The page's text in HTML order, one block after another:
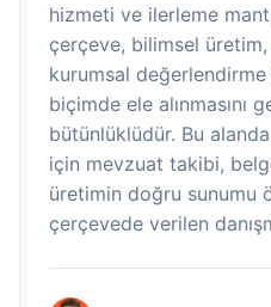
hizmeti ve ilerleme
çerçeve, bilimsel
kurumsal
biçimde ele alınmasını
bütünlüklüdür. Bu
için mevzuat takibi,
üretimin doğru sunumu
çerçevede verilen